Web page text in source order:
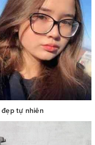
tự nhiên